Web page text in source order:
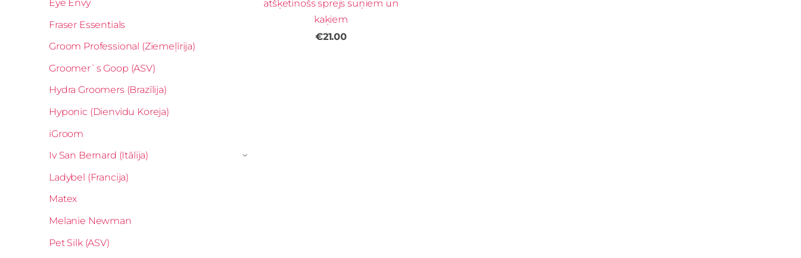
Eye Envy
Fraser Essentials
Groom Professional (Ziemeļīrija)
Groomer`s Goop (ASV)
Hydra Groomers (Brazīlija)
Hyponic (Dienvidu Koreja)
iGroom
Iv San Bernard (Itālija)
›
Ladybel (Francija)
Matex
Melanie Newman
Pet Silk (ASV)
atšķetinošs sprejs suņiem un
kaķiem
€21.00